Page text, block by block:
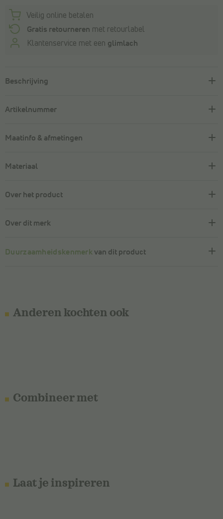
Veilig online betalen
Gratis retourneren met retourlabel
Klantenservice met een glimlach
Beschrijving
Artikelnummer
Maatinfo & afmetingen
Materiaal
Over het product
Over dit merk
Duurzaamheidskenmerk van dit product
Anderen kochten ook
Combineer met
Laat je inspireren